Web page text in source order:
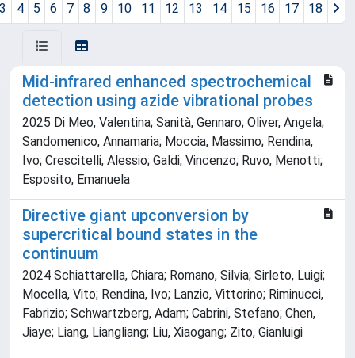
3
4 5 6 7 8 9 10 11 12 13 14 15 16 17 18
Mid-infrared enhanced spectrochemical
detection using azide vibrational probes
2025 Di Meo, Valentina; Sanità, Gennaro; Oliver, Angela;
Sandomenico, Annamaria; Moccia, Massimo; Rendina,
Ivo; Crescitelli, Alessio; Galdi, Vincenzo; Ruvo, Menotti;
Esposito, Emanuela
Directive giant upconversion by
supercritical bound states in the
continuum
2024 Schiattarella, Chiara; Romano, Silvia; Sirleto, Luigi;
Mocella, Vito; Rendina, Ivo; Lanzio, Vittorino; Riminucci,
Fabrizio; Schwartzberg, Adam; Cabrini, Stefano; Chen,
Jiaye; Liang, Liangliang; Liu, Xiaogang; Zito, Gianluigi